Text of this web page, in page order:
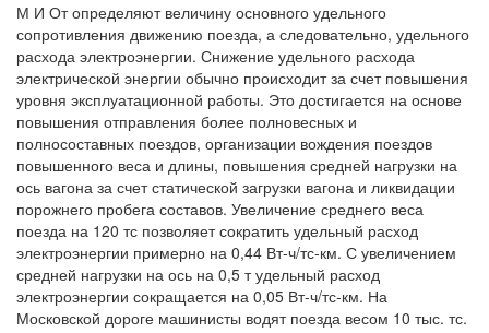
М И От определяют величину основного удельного
сопротивления движению поезда, а следовательно, удельного
расхода электроэнергии. Снижение удельного расхода
электрической энергии обычно происходит за счет повышения
уровня эксплуатационной работы. Это достигается на основе
повышения отправления более полновесных и
полносоставных поездов, организации вождения поездов
повышенного веса и длины, повышения средней нагрузки на
ось вагона за счет статической загрузки вагона и ликвидации
порожнего пробега составов. Увеличение среднего веса
поезда на 120 тс позволяет сократить удельный расход
электроэнергии примерно на 0,44 Вт-ч/тс-км. С увеличением
средней нагрузки на ось на 0,5 т удельный расход
электроэнергии сокращается на 0,05 Вт-ч/тс-км. На
Московской дороге машинисты водят поезда весом 10 тыс. тс.